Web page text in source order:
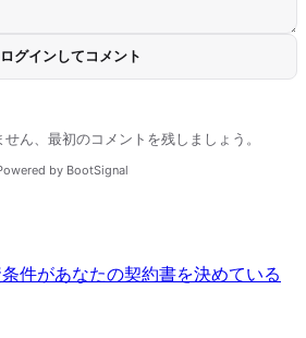
件があなたの契約書を決めている